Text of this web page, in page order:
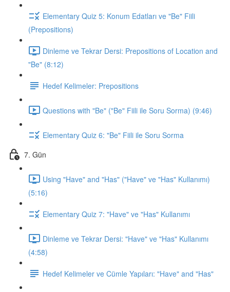
Elementary Quiz 5: Konum Edatları ve "Be" Fiili
(Prepositions)
Dinleme ve Tekrar Dersi: Prepositions of Location and
"Be" (8:12)
Hedef Kelimeler: Prepositions
Questions with "Be" ("Be" Fiili ile Soru Sorma) (9:46)
Elementary Quiz 6: "Be" Fiili ile Soru Sorma
7. Gün
Using "Have" and "Has" ("Have" ve "Has" Kullanımı)
(5:16)
Elementary Quiz 7: "Have" ve "Has" Kullanımı
Dinleme ve Tekrar Dersi: "Have" ve "Has" Kullanımı
(4:58)
Hedef Kelimeler ve Cümle Yapıları: "Have" and "Has"